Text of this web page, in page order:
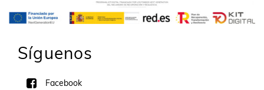
Síguenos
Facebook